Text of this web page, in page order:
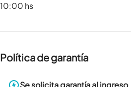
10:00 hs
Política de garantía
Se solicita garantía al ingreso